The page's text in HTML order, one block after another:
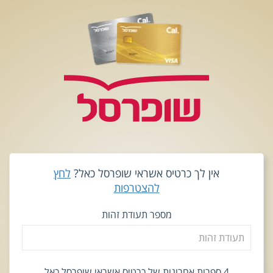
אין לך כרטיס אשראי שופרסל כאל? לחץ
להצטרפות
מספר תעודת זהות